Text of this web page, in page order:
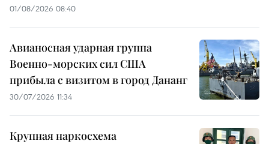
01/08/2026 08:40
Авианосная ударная группа
Военно-морских сил США
прибыла с визитом в город Дананг
30/07/2026 11:34
Крупная наркосхема